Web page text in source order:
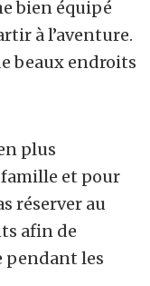
bien équipé
à l’aventure.
beaux endroits
plus
et pour
réserver au
afin de
pendant les